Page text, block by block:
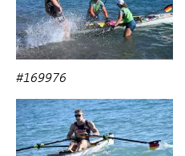
#169976